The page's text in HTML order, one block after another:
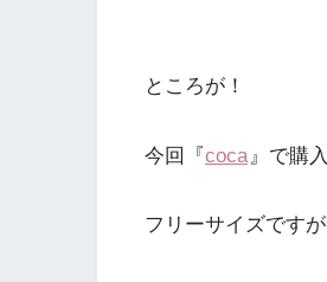
ところが！
今回『coca 』で購
フリーサイズです